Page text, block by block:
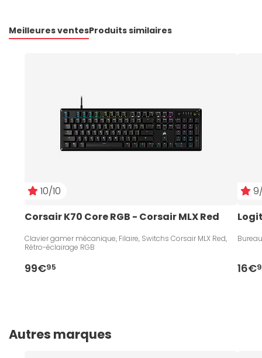
Meilleures ventesProduits similaires
10/10
Corsair K70 Core RGB - Corsair MLX Red
Clavier gamer mécanique, Filaire, Switchs Corsair MLX Red,
Rétro-éclairage RGB
99€95 16€
Autres marques